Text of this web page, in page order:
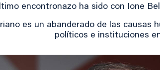
encontronazo ha sido con Ione
es un abanderado de las causas
políticos e instituciones